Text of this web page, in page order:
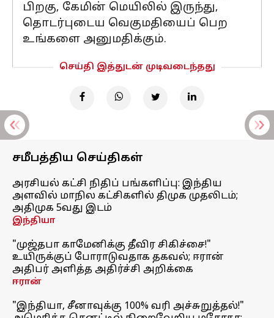
பிறகு, கேமின் மெயிலில் இருந்து,
தொடர்புடைய வெகுமதியைப் பெற
உங்களை அனுமதிக்கும்.
செய்தி இத்துடன் முடிவடைந்தது
சமீபத்திய செய்திகள்
அரசியல் கட்சி நிதிப் பங்களிப்பு: இந்திய
அளவில் மாநில கட்சிகளில் திமுக முதலிடம்;
அதிமுக 5வது இடம்
இந்தியா
"முஜ்தபா காமேனிக்கு தீவிர சிகிச்சை!"
உயிருக்குப் போராடுவதாக தகவல்; ஈரான்
அதிபர் அளித்த அதிர்ச்சி அறிக்கை
ஈரான்
"இந்தியா, சீனாவுக்கு 100% வரி அச்சுறுத்தல்!"